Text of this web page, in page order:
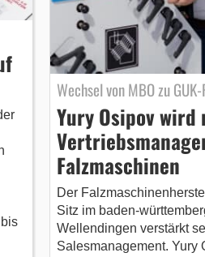
Wechsel von MBO zu
Yury Osipov wird
Falzmaschinen
Der
Sitz im baden-
Wellendingen verstärkt
Salesmanagement. Yury